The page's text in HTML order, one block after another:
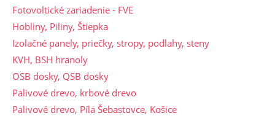
Fotovoltické zariadenie - FVE
Hobliny, Piliny, Štiepka
Izolačné panely, priečky, stropy, podlahy, steny
KVH, BSH hranoly
OSB dosky, QSB dosky
Palivové drevo, krbové drevo
Palivové drevo, Píla Šebastovce, Košice